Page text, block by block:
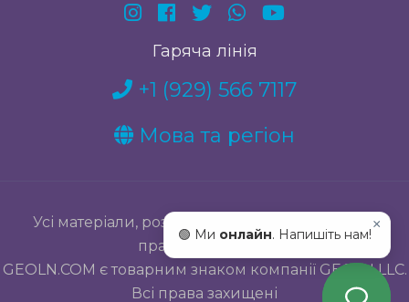
Гаряча лінія
+1 (929) 566 7117
Мова та регіон
Усі матеріали, розміщені на сайті, належать їх
правовласникам.
GEOLN.COM є товарним знаком компанії GEOLN LLC.
Всі права захищені
🟢 Ми онлайн. Напишіть нам!
×